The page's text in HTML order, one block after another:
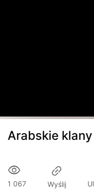
Arabskie
1 067 Wyślij